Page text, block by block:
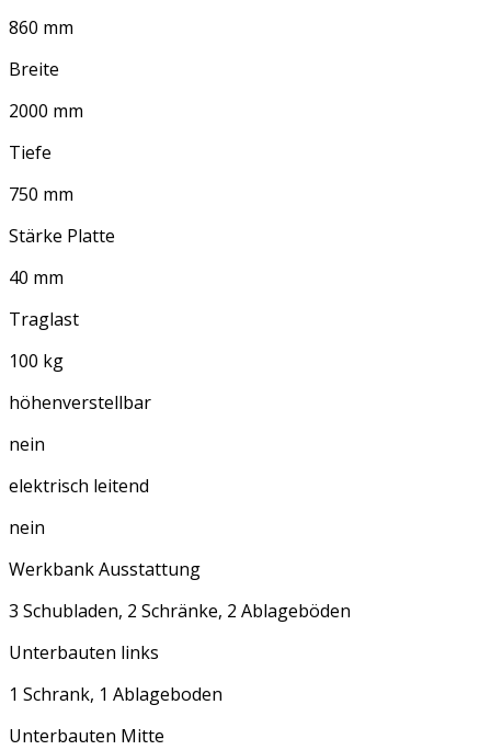
860 mm
Breite
2000 mm
Tiefe
750 mm
Stärke Platte
40 mm
Traglast
100 kg
höhenverstellbar
nein
elektrisch leitend
nein
Werkbank Ausstattung
3 Schubladen, 2 Schränke, 2 Ablageböden
Unterbauten links
1 Schrank, 1 Ablageboden
Unterbauten Mitte